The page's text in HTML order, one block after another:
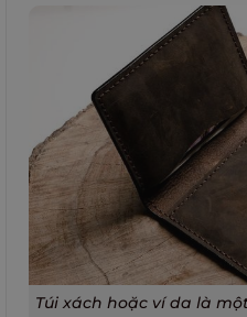
Túi xách hoặc ví da là